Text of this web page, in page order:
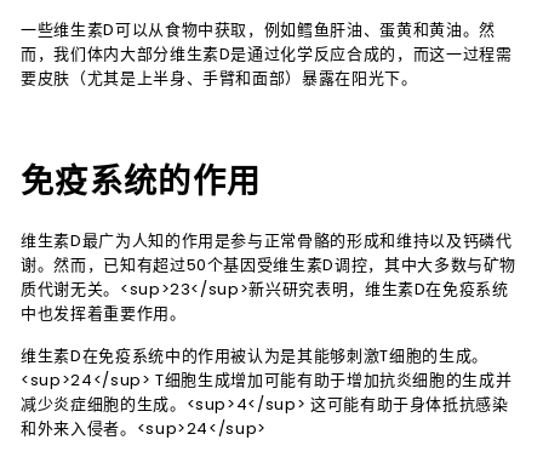
一些维生素D可以从食物中获取，例如鳕鱼肝油、蛋黄和黄油。然
而，我们体内大部分维生素D是通过化学反应合成的，而这一过程需
要皮肤（尤其是上半身、手臂和面部）暴露在阳光下。
免疫系统的作用
维生素D最广为人知的作用是参与正常骨骼的形成和维持以及钙磷代
谢。然而，已知有超过50个基因受维生素D调控，其中大多数与矿物
质代谢无关。<sup>23</sup>新兴研究表明，维生素D在免疫系统
中也发挥着重要作用。
维生素D在免疫系统中的作用被认为是其能够刺激T细胞的生成。
<sup>24</sup> T细胞生成增加可能有助于增加抗炎细胞的生成并
减少炎症细胞的生成。<sup>4</sup> 这可能有助于身体抵抗感染
和外来入侵者。<sup>24</sup>